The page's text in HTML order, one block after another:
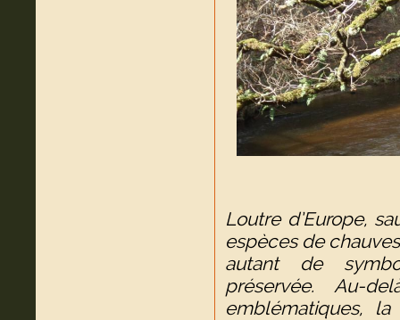
Loutre d’Europe,
espèces de
autant de
préservée. Au-
emblématiques,